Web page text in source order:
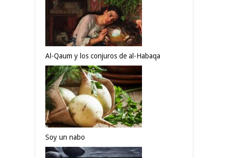
Al-Qaum y los conjuros de al-Habaqa
Soy un nabo